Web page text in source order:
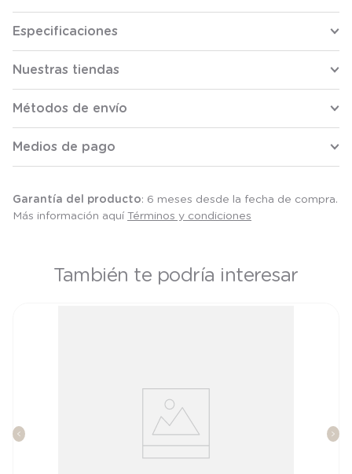
Especificaciones
Nuestras tiendas
Métodos de envío
Medios de pago
Garantía del producto: 6 meses desde la fecha de compra.
Más información aquí Términos y condiciones
También te podría interesar